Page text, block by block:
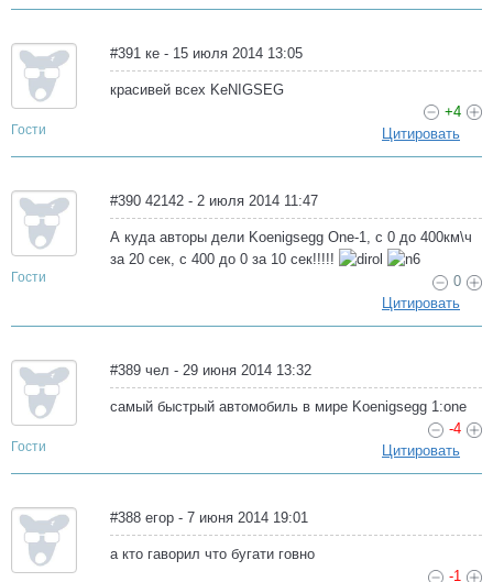
Гости
#391 ке - 15 июля 2014 13:05
красивей всех KeNIGSEG
+4
Цитировать
Гости
#390 42142 - 2 июля 2014 11:47
А куда авторы дели Koenigsegg One-1, с 0 до 400км\ч
за 20 сек, с 400 до 0 за 10 сек!!!!!
0
Цитировать
Гости
#389 чел - 29 июня 2014 13:32
самый быстрый автомобиль в мире Koenigsegg 1:one
-4
Цитировать
#388 егор - 7 июня 2014 19:01
а кто гаворил что бугати говно
-1